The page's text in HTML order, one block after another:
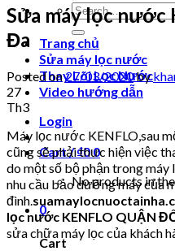
Search
for:
Trang chủ
Sửa máy lọc nước
Thay Lõi Lọc Nước
Video hướng dẫn
Login
Cart /₫00
No products in
0
Cart
Sửa máy lọc nước
Đa
Posted on27/03/2020by
27
Th3
Máy lọc nước KENFLO,sau
cũng sẽ phải thực hiện việc
do một số bộ phận trong
nhu cầu bảo dưỡng máy của
đình.
lọc nước KENFLO QUẬN
sửa chữa máy lọc của khách